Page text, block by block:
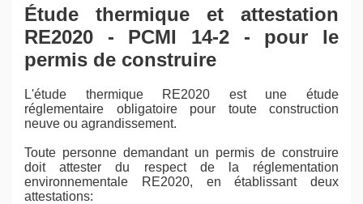
Étude thermique et attestation
RE2020 - PCMI 14-2 - pour le
permis de construire
L'étude thermique RE2020 est une étude
réglementaire obligatoire pour toute construction
neuve ou agrandissement.
Toute personne demandant un permis de construire
doit attester du respect de la réglementation
environnementale RE2020, en établissant deux
attestations: